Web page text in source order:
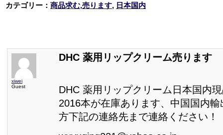
カテゴリー： 商品求む,売ります, 日本国内
xiwei
Guest
DHC 薬用リップクリーム売ります
DHC 薬用リップクリーム日本国内
2016本が在庫あります、中国国内
方下記の連絡先まで連絡ください！